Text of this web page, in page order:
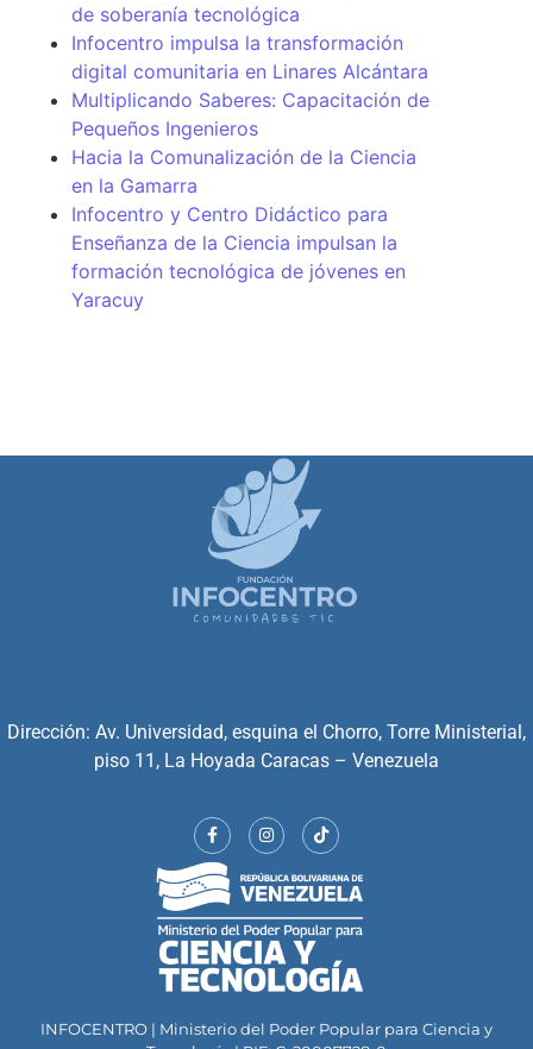
de soberanía tecnológica
Infocentro impulsa la transformación
digital comunitaria en Linares Alcántara
Multiplicando Saberes: Capacitación de
Pequeños Ingenieros
Hacia la Comunalización de la Ciencia
en la Gamarra
Infocentro y Centro Didáctico para
Enseñanza de la Ciencia impulsan la
formación tecnológica de jóvenes en
Yaracuy
Dirección: Av. Universidad, esquina el Chorro, Torre Ministerial,
piso 11, La Hoyada Caracas – Venezuela
INFOCENTRO | Ministerio del Poder Popular para Ciencia y